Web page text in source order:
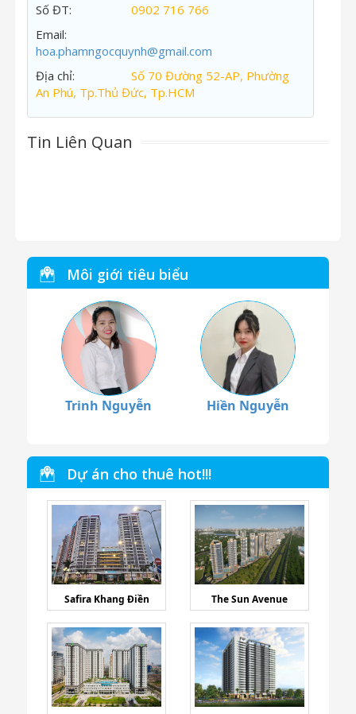
Số ĐT:
0902 716 766
Email:
hoa.phamngocquynh@gmail.com
Địa chỉ:
Số 70 Đường 52-AP, Phường
An Phú, Tp.Thủ Đức, Tp.HCM
Tin Liên Quan
Môi giới tiêu biểu
Trinh Nguyễn Hiền Nguyễn
Dự án cho thuê hot!!!
Safira Khang Điền The Sun Avenue